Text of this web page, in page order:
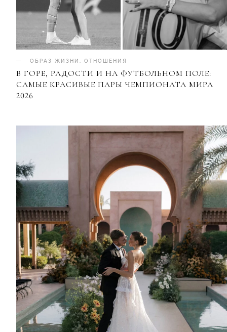
ОБРАЗ ЖИЗНИ . ОТНОШЕНИЯ
В ГОРЕ, РАДОСТИ И НА ФУТБОЛЬНОМ ПОЛЕ:
САМЫЕ КРАСИВЫЕ ПАРЫ ЧЕМПИОНАТА МИРА
2026